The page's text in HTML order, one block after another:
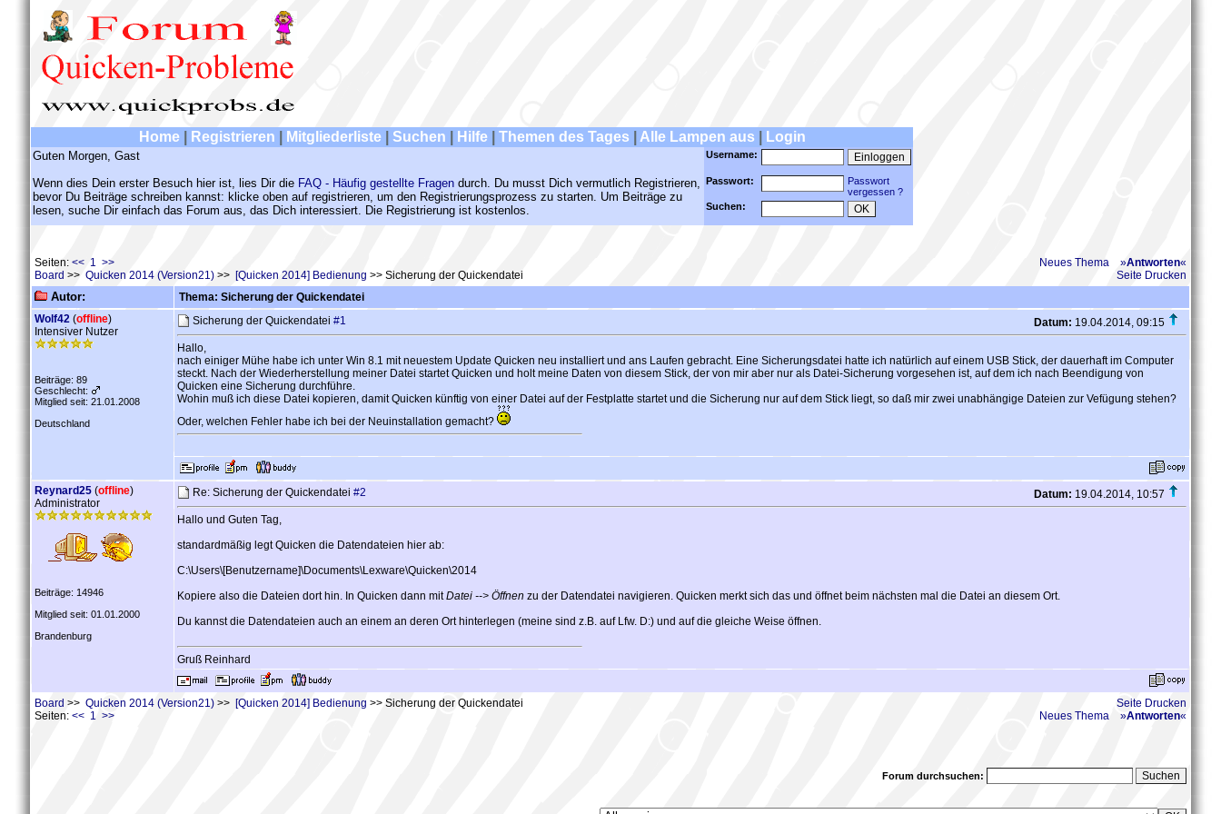
Home Registrieren Mitgliederliste Suchen Hilfe Themen des Tages Alle Lampen aus Login
Guten Morgen, Gast
Wenn dies Dein erster Besuch hier ist, lies Dir die FAQ - Häufig gestellte Fragen durch. Du musst Dich vermutlich Registrieren,
bevor Du Beiträge schreiben kannst: klicke oben auf registrieren, um den Registrierungsprozess zu starten. Um Beiträge zu
lesen, suche Dir einfach das Forum aus, das Dich interessiert. Die Registrierung ist kostenlos.
Username:
Passwort:
Passwort
vergessen ?
Suchen:
Seiten: << 1 >>
Board >> Quicken 2014 (Version21) >> [Quicken 2014] Bedienung >> Sicherung der Quickendatei
Neues Thema »Antworten«
Seite Drucken
Autor:
Thema: Sicherung der Quickendatei
Wolf42 (offline)
Intensiver Nutzer
Beiträge: 89
Geschlecht:
Mitglied seit: 21.01.2008
Deutschland
Sicherung der Quickendatei #1 Datum: 19.04.2014, 09:15
Hallo,
nach einiger Mühe habe ich unter Win 8.1 mit neuestem Update Quicken neu installiert und ans Laufen gebracht. Eine Sicherungsdatei hatte ich natürlich auf einem USB Stick, der dauerhaft im Computer
steckt. Nach der Wiederherstellung meiner Datei startet Quicken und holt meine Daten von diesem Stick, der von mir aber nur als Datei-Sicherung vorgesehen ist, auf dem ich nach Beendigung von
Quicken eine Sicherung durchführe.
Wohin muß ich diese Datei kopieren, damit Quicken künftig von einer Datei auf der Festplatte startet und die Sicherung nur auf dem Stick liegt, so daß mir zwei unabhängige Dateien zur Vefügung stehen?
Oder, welchen Fehler habe ich bei der Neuinstallation gemacht?
Reynard25 (offline)
Administrator
Beiträge: 14946
Mitglied seit: 01.01.2000
Brandenburg
Re: Sicherung der Quickendatei #2 Datum: 19.04.2014, 10:57
Hallo und Guten Tag,
standardmäßig legt Quicken die Datendateien hier ab:
C:\Users\[Benutzername]\Documents\Lexware\Quicken\2014
Kopiere also die Dateien dort hin. In Quicken dann mitDatei --> Öffnen zu der Datendatei navigieren. Quicken merkt sich das und öffnet beim nächsten mal die Datei an diesem Ort.
Du kannst die Datendateien auch an einem an deren Ort hinterlegen (meine sind z.B. auf Lfw. D:) und auf die gleiche Weise öffnen.
Gruß Reinhard
Board >> Quicken 2014 (Version21) >> [Quicken 2014] Bedienung >> Sicherung der Quickendatei
Seiten: << 1 >>
Seite Drucken
Neues Thema
»Antworten«
Forum durchsuchen: